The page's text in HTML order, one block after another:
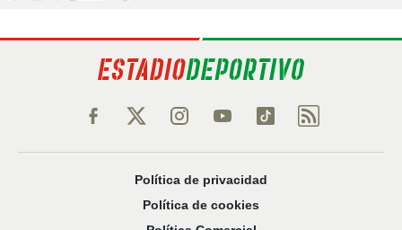
Política de privacidad
Política de cookies